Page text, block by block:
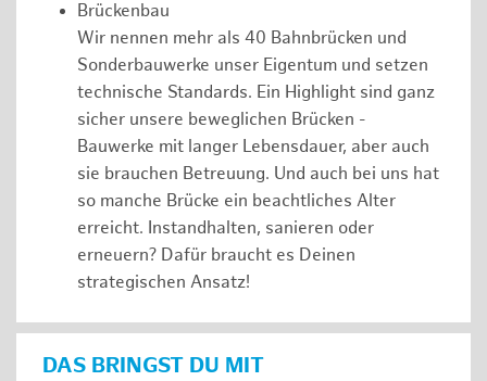
Brückenbau
Wir nennen mehr als 40 Bahnbrücken und
Sonderbauwerke unser Eigentum und setzen
technische Standards. Ein Highlight sind ganz
sicher unsere beweglichen Brücken -
Bauwerke mit langer Lebensdauer, aber auch
sie brauchen Betreuung. Und auch bei uns hat
so manche Brücke ein beachtliches Alter
erreicht. Instandhalten, sanieren oder
erneuern? Dafür braucht es Deinen
strategischen Ansatz!
DAS BRINGST DU MIT